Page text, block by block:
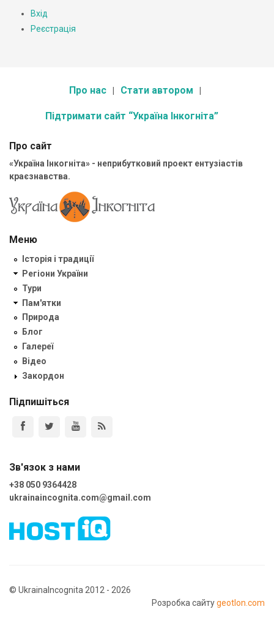
Вхід
Реєстрація
Про нас Стати автором
Підтримати сайт “Україна Інкогніта”
Про сайт
«Україна Інкогніта» - неприбутковий проект ентузіастів
краєзнавства.
Меню
Історія і традиції
Регіони України
Тури
Пам'ятки
Природа
Блог
Галереї
Відео
Закордон
Підпишіться
Зв'язок з нами
+38 050 9364428
ukrainaincognita.com@gmail.com
© UkrainaIncognita 2012 - 2026
Розробка сайтуgeotlon.com